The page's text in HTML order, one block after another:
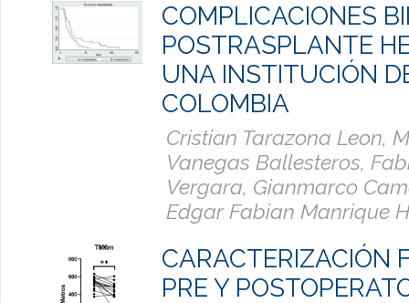
COMPLICACIONES
POSTRASPLANTE
UNA INSTITUCIÓN
COLOMBIA
Cristian Tarazona Leon,
Vanegas Ballesteros,
Vergara, Gianmarco
Edgar Fabian Manrique
CARACTERIZACIÓN
PRE Y